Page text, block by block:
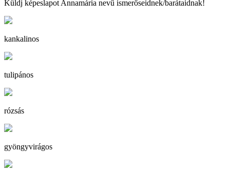
Küldj képeslapot Annamária nevű ismerőseidnek/barátaidnak!
kankalinos
tulipános
rózsás
gyöngyvirágos